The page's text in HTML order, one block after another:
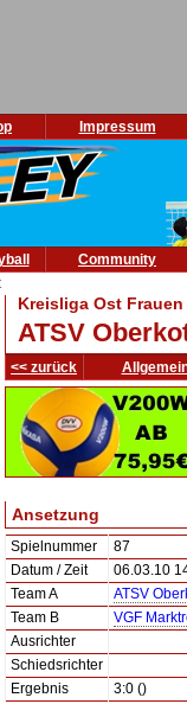
Impressum
Community
Kreisliga Ost Frauen
ATSV
<< zurück
Ansetzung
Spielnummer
87
Datum / Zeit
06.03.10
Team A
ATSV
Team B
VGF
Ausrichter
Schiedsrichter
Ergebnis
3:0 ()